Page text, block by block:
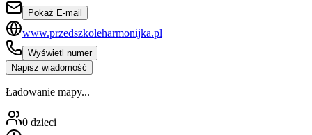
Pokaż E-mail
www.przedszkoleharmonijka.pl
Wyświetl numer
Napisz wiadomość
Ładowanie mapy...
0 dzieci